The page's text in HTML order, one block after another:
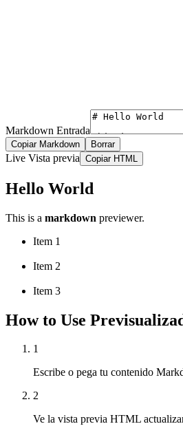
Markdown Entrada
Copiar Markdown Borrar
Live Vista previa Copiar HTML
Hello World
This is a markdown previewer.
Item 1
Item 2
Item 3
How to Use
1
Escribe o pega tu contenido
2
Ve la vista previa HTML